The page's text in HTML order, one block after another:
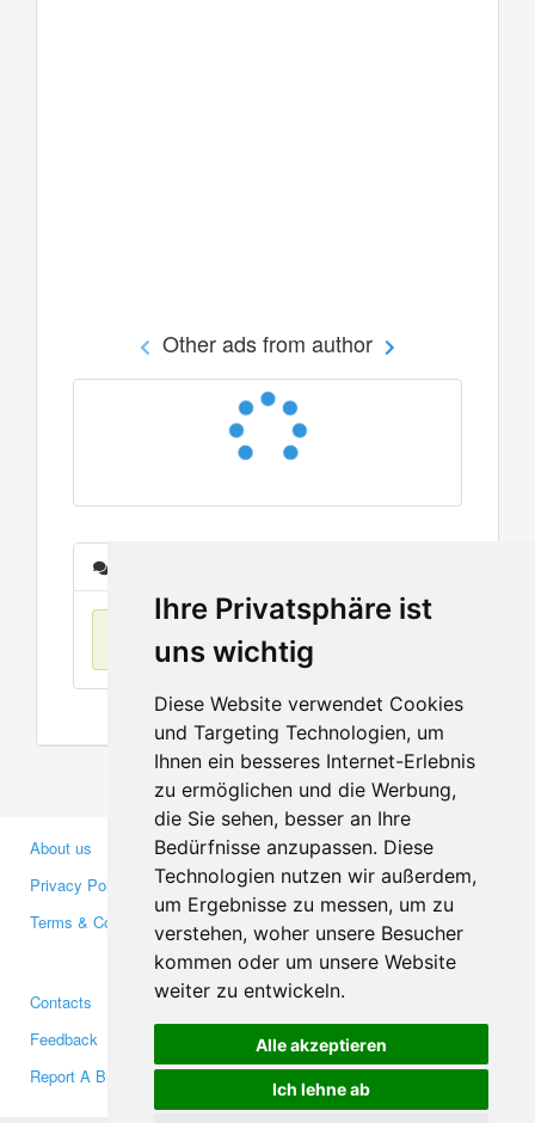
Ihre Privatsphäre ist
uns wichtig
Diese Website verwendet Cookies
und Targeting Technologien, um
Ihnen ein besseres Internet-Erlebnis
zu ermöglichen und die Werbung,
die Sie sehen, besser an Ihre
Bedürfnisse anzupassen. Diese
Technologien nutzen wir außerdem,
um Ergebnisse zu messen, um zu
verstehen, woher unsere Besucher
kommen oder um unsere Website
weiter zu entwickeln.
Alle akzeptieren
Ich lehne ab
Other ads from author
No items found
About us
Privacy Policy
Terms & Conditions
Business Partners
Investors
Media
Contacts
Feedback
Report A Bug
Facebook
Twitter
YouTube
Google+